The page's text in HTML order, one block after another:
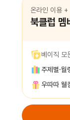
온라인 이용 +
북클럽 멤
베이직 모
주제별·
우따따 웰